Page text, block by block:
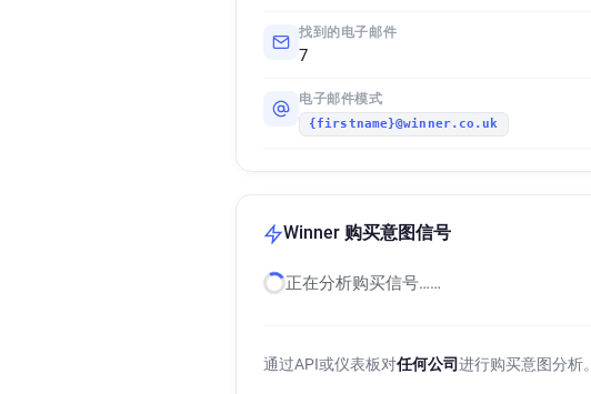
找到的电子邮件
7
电子邮件模式
{firstname}@winner.co.uk
Winner 购买意图信号
正在分析购买信号……
通过API或仪表板对任何公司进行购买意图分析。